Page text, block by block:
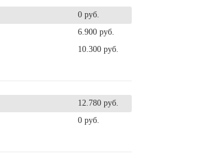
0 руб.
6.900 руб.
10.300 руб.
12.780 руб.
0 руб.